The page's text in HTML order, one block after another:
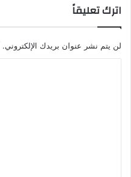
اترك تعليقاً
لن يتم نشر عنوان بريدك الإلكتروني.